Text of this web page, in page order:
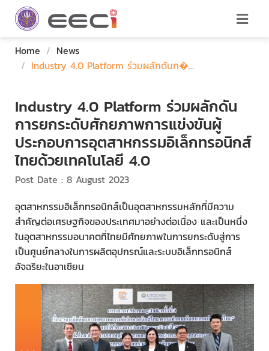
Home / News
/ Industry 4.0 Platform ร่วมผลักดันก�...
Industry 4.0 Platform ร่วมผลักดัน
การยกระดับศักยภาพการแข่งขันผู้
ประกอบการอุตสาหกรรมอิเล็กทรอนิกส์
ไทยด้วยเทคโนโลยี 4.0
Post Date : 8 August 2023
อุตสาหกรรมอิเล็กทรอนิกส์เป็นอุตสาหกรรมหลักที่มีความ
สำคัญต่อเศรษฐกิจของประเทศมาอย่างต่อเนื่อง และเป็นหนึ่ง
ในอุตสาหกรรมอนาคตที่ไทยมีศักยภาพในการยกระดับสู่การ
เป็นศูนย์กลางในการผลิตอุปกรณ์และระบบอิเล็กทรอนิกส์
อัจฉริยะในอาเซียน